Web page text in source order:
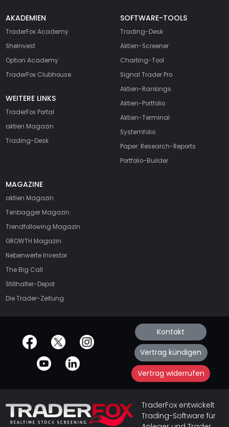
AKADEMIEN
TraderFox Academy
SheInvest
Option Academy
TraderFox Clubhouse
WEITERE LINKS
TraderFox Portal
aktien Magazin
Trading-Desk
SOFTWARE-TOOLS
Trading-Desk
Aktien-Screener
Charting-Tool
Signal Trader Pro
Aktien-Rankings
Aktien-Portfolio
Aktien-Terminal
Systemfolio
Paper: Research-Reports
Portfolio-Builder
MAGAZINE
aktien Magazin
Tenbagger Magazin
Trendfollowing Magazin
GROWTH Magazin
Nebenwerte Investor
The Big Call
Stillhalter-Depot
Die Trader-Zeitung
offizielle Social Media-Accounts Kontakt
Vertrag kündigen
Vertrag widerrufen
TraderFox entwickelt
Trading-Software für